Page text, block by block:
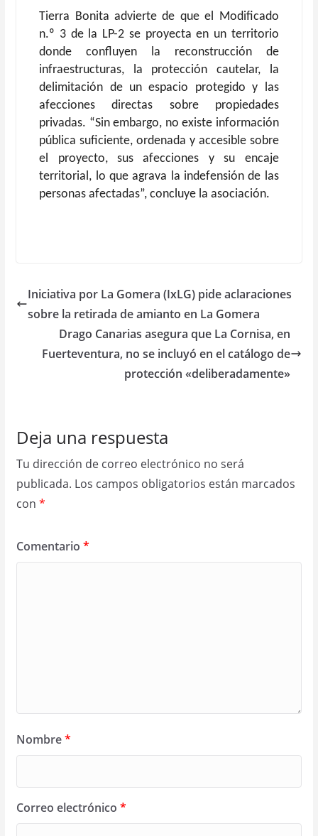
Tierra Bonita advierte de que el Modificado
n.º 3 de la LP-2 se proyecta en un territorio
donde confluyen la reconstrucción de
infraestructuras, la protección cautelar, la
delimitación de un espacio protegido y las
afecciones directas sobre propiedades
privadas. “Sin embargo, no existe información
pública suficiente, ordenada y accesible sobre
el proyecto, sus afecciones y su encaje
territorial, lo que agrava la indefensión de las
personas afectadas”, concluye la asociación.
Iniciativa por La Gomera (IxLG) pide aclaraciones
sobre la retirada de amianto en La Gomera
Drago Canarias asegura que La Cornisa, en
Fuerteventura, no se incluyó en el catálogo de
protección «deliberadamente»
Deja una respuesta
Tu dirección de correo electrónico no será
publicada. Los campos obligatorios están marcados
con *
Comentario *
Nombre*
Correo electrónico *